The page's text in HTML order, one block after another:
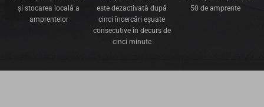
și stocarea locală a
amprentelor
este dezactivată după
cinci încercări eșuate
consecutive în decurs de
cinci minute
50 de amprente